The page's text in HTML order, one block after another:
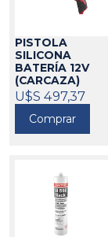
PISTOLA
SILICONA
BATERÍA 12V
(CARCAZA)
MILWAUKEE
271434
U$S 497,37
Comprar